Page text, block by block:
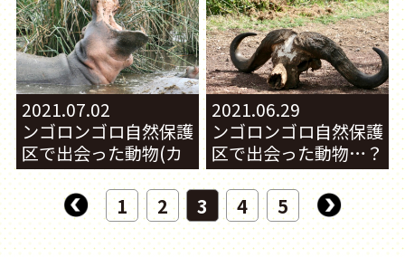
2021.07.02
ンゴロンゴロ自然保護
区で出会った動物(カ
バ)
2021.06.29
ンゴロンゴロ自然保護
区で出会った動物…？
1 2 3 4 5